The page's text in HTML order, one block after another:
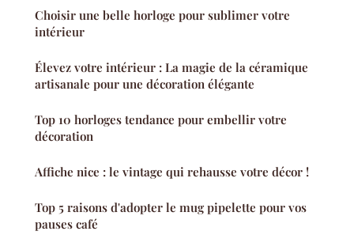
Choisir une belle horloge pour sublimer votre
intérieur
Élevez votre intérieur : La magie de la céramique
artisanale pour une décoration élégante
Top 10 horloges tendance pour embellir votre
décoration
Affiche nice : le vintage qui rehausse votre décor !
Top 5 raisons d'adopter le mug pipelette pour vos
pauses café